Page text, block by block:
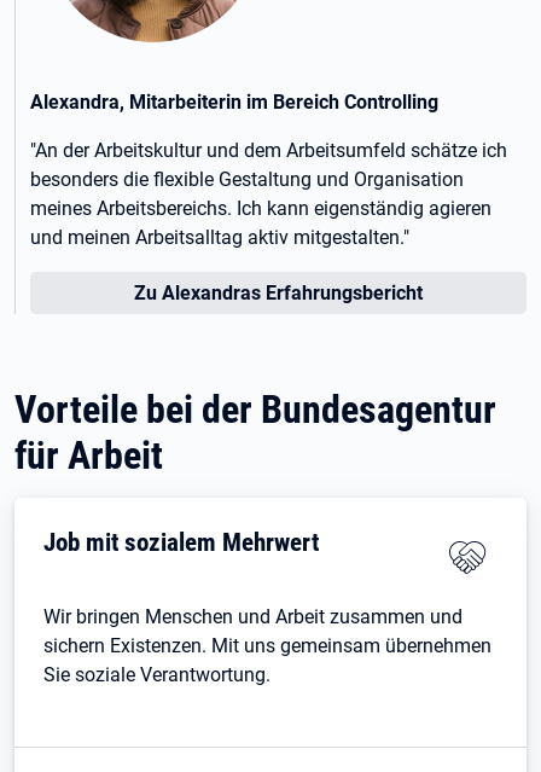
Alexandra, Mitarbeiterin im Bereich Controlling
"An der Arbeitskultur und dem Arbeitsumfeld schätze ich
besonders die flexible Gestaltung und Organisation
meines Arbeitsbereichs. Ich kann eigenständig agieren
und meinen Arbeitsalltag aktiv mitgestalten."
Zu Alexandras Erfahrungsbericht
Vorteile bei der Bundesagentur
für Arbeit
Job mit sozialem Mehrwert
Wir bringen Menschen und Arbeit zusammen und
sichern Existenzen. Mit uns gemeinsam übernehmen
Sie soziale Verantwortung.